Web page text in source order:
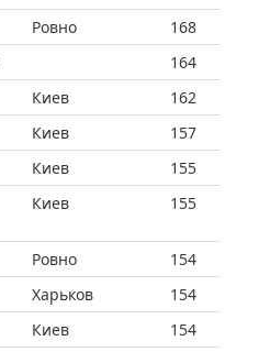
Ровно
168
164
Киев
162
Киев
157
Киев
155
Киев 155
Ровно
154
Харьков
154
Киев
154